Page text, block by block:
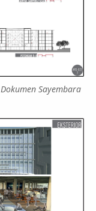
Dokumen Sayembara